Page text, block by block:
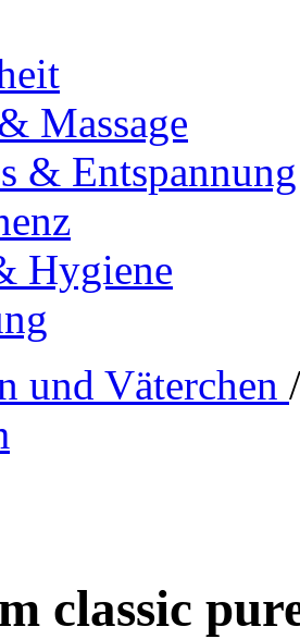
Massage
& Entspannung
Hygiene
und Väterchen /
classic